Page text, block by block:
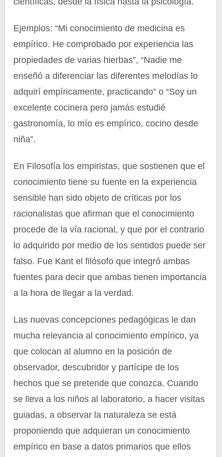
Ejemplos: “Mi conocimiento de medicina es
empírico. He comprobado por experiencia las
propiedades de varias hierbas”, “Nadie me
enseñó a diferenciar las diferentes melodías lo
adquirí empíricamente, practicando” o “Soy un
excelente cocinera pero jamás estudié
gastronomía, lo mío es empírico, cocino desde
niña”.
En Filosofía los empiristas, que sostienen que el
conocimiento tiene su fuente en la experiencia
sensible han sido objeto de críticas por los
racionalistas que afirman que el conocimiento
procede de la vía racional, y que por el contrario
lo adquirido por medio de los sentidos puede ser
falso. Fue Kant el filósofo que integró ambas
fuentes para decir que ambas tienen importancia
a la hora de llegar a la verdad.
Las nuevas concepciones pedagógicas le dan
mucha relevancia al conocimiento empírico, ya
que colocan al alumno en la posición de
observador, descubridor y partícipe de los
hechos que se pretende que conozca. Cuando
se lleva a los niños al laboratorio, a hacer visitas
guiadas, a observar la naturaleza se está
proponiendo que adquieran un conocimiento
empírico en base a datos primarios que ellos